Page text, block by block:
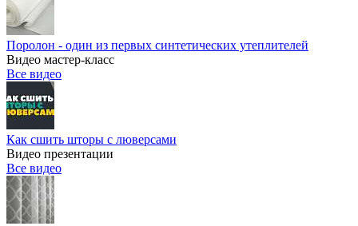
Поролон - один из первых синтетических утеплителей
Видео мастер-класс
Все видео
Как сшить шторы с люверсами
Видео презентации
Все видео